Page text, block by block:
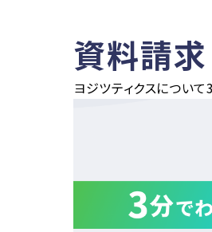
資料請求
ヨジツティクスについ